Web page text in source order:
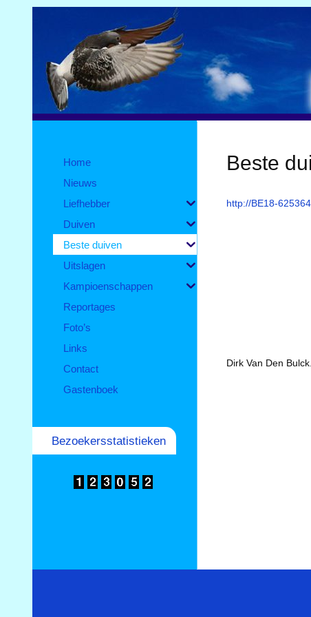
Beste
http://BE18-
Dirk Van Den
Home
Nieuws
Liefhebber
Duiven
Beste duiven
Uitslagen
Kampioenschappen
Reportages
Foto’s
Links
Contact
Gastenboek
Bezoekersstatistieken